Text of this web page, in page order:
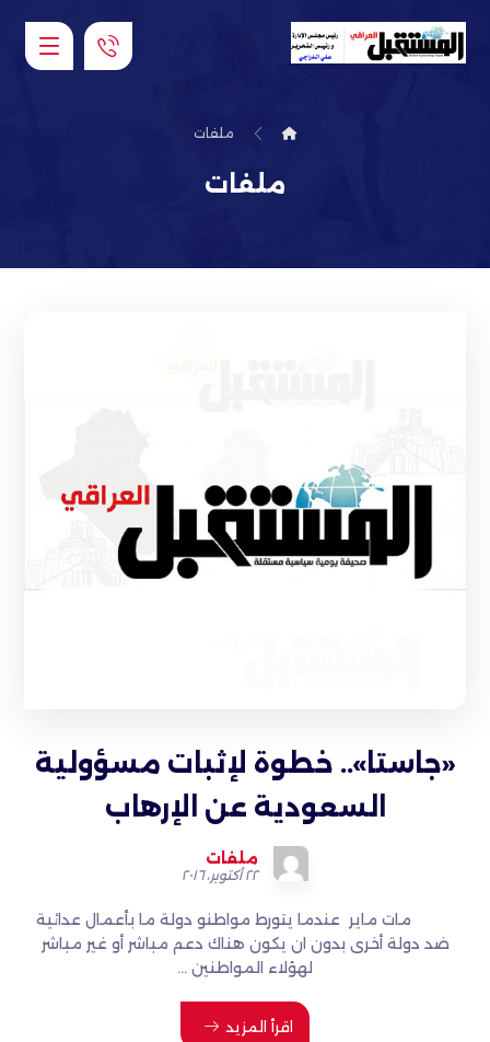
ملفات
ملفات
«جاستا».. خطوة لإثبات مسؤولية
السعودية عن الإرهاب
ملفات
٢٢ أكتوبر، ٢٠١٦
مات ماير عندما يتورط مواطنو دولة ما بأعمال عدائية
ضد دولة أخرى بدون ان يكون هناك دعم مباشر أو غير مباشر
لهؤلاء المواطنين ...
اقرأ المزيد